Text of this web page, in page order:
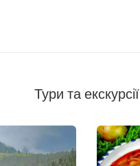
Тури та екскурсії